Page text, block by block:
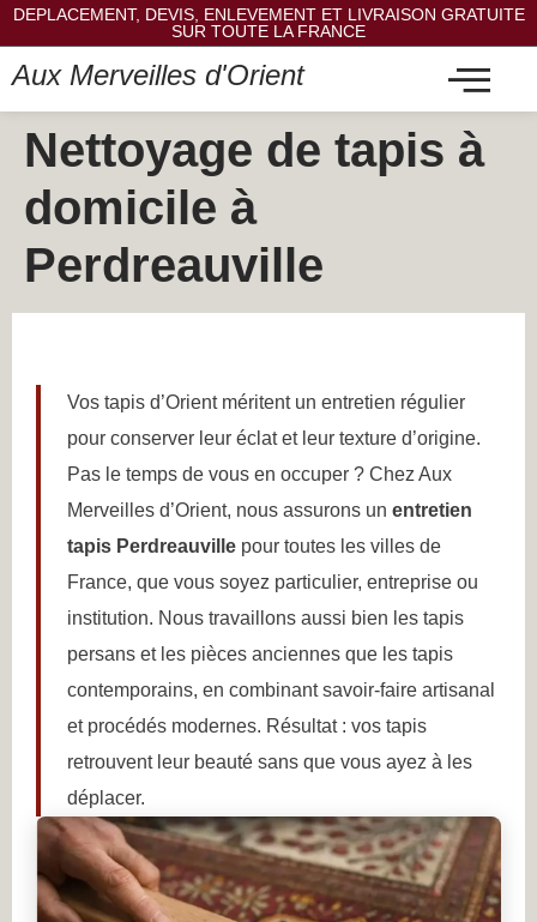
DEPLACEMENT, DEVIS, ENLEVEMENT ET LIVRAISON GRATUITE
SUR TOUTE LA FRANCE
Aux Merveilles d'Orient
Nettoyage de tapis à
domicile à
Perdreauville
Vos tapis d’Orient méritent un entretien régulier
pour conserver leur éclat et leur texture d’origine.
Pas le temps de vous en occuper ? Chez Aux
Merveilles d’Orient, nous assurons un entretien
tapis Perdreauville pour toutes les villes de
France, que vous soyez particulier, entreprise ou
institution. Nous travaillons aussi bien les tapis
persans et les pièces anciennes que les tapis
contemporains, en combinant savoir-faire artisanal
et procédés modernes. Résultat : vos tapis
retrouvent leur beauté sans que vous ayez à les
déplacer.